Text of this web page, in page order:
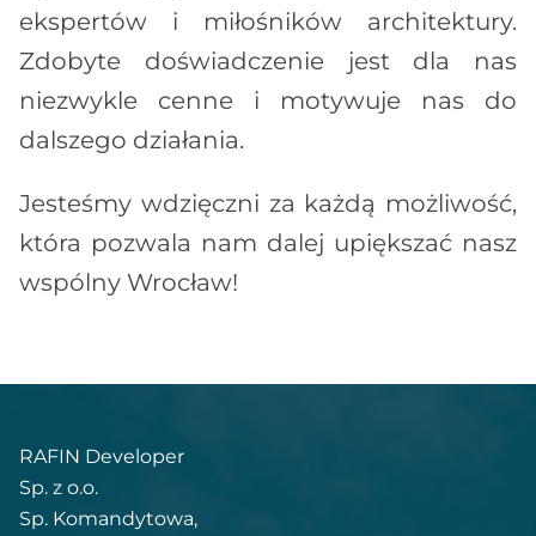
ekspertów i miłośników architektury.
Zdobyte doświadczenie jest dla nas
niezwykle cenne i motywuje nas do
dalszego działania.
Jesteśmy wdzięczni za każdą możliwość,
która pozwala nam dalej upiększać nasz
wspólny Wrocław!
RAFIN Developer
Sp. z o.o.
Sp. Komandytowa,